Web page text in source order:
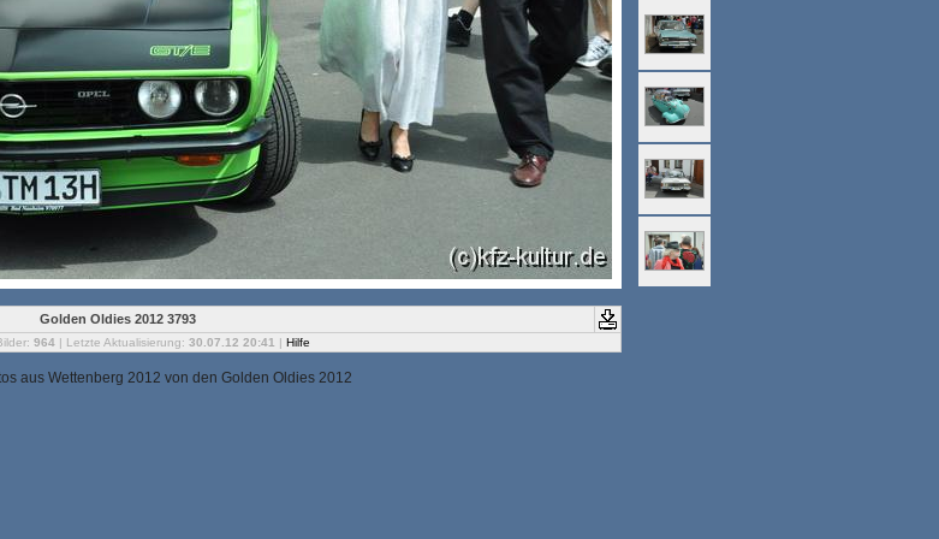
Golden Oldies 2012 3793
964| Letzte Aktualisierung: 30.07.12 20:41 | Hilfe
aus Wettenberg 2012 von den Golden Oldies 2012